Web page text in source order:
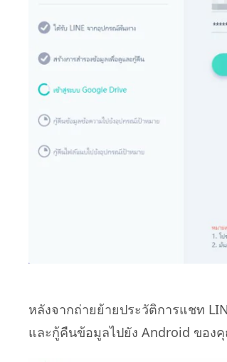
หลังจากถ่ายย้ายประวัติการแชท
และกู้คืนข้อมูลไปยัง Android ของ